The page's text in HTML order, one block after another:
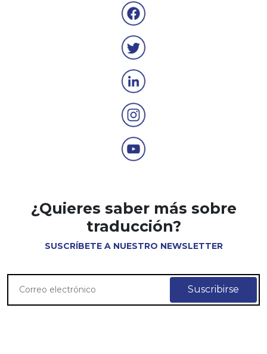
¿Quieres saber más sobre
traducción?
SUSCRÍBETE A NUESTRO NEWSLETTER